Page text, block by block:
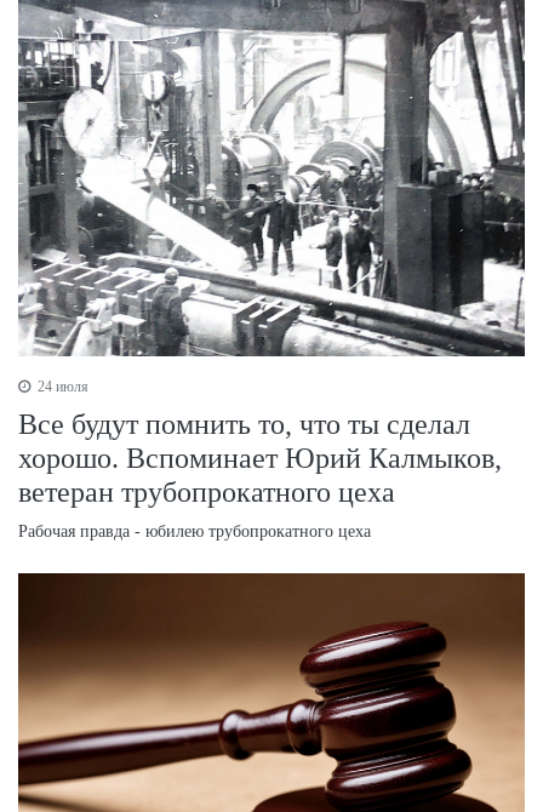
24 июля
Все будут помнить то, что ты сделал
хорошо. Вспоминает Юрий Калмыков,
ветеран трубопрокатного цеха
Рабочая правда - юбилею трубопрокатного цеха